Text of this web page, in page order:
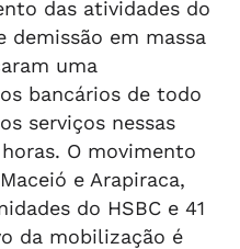
das atividades do
demissão em massa
uma
bancários de todo
serviços nessas
O movimento
e Arapiraca,
do HSBC e 41
da mobilização é